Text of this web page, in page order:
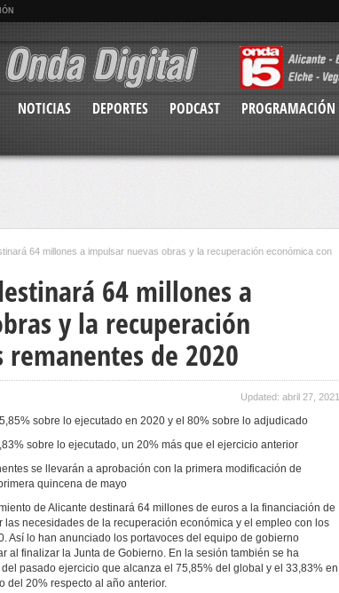
NOTICIAS DEPORTES PODCAST PROGRAMACIÓN
64 millones a impulsar nuevas obras y la recuperación económica con
64 millones a
y la recuperación
de 2020
Updated: abril 27, 2021
sobre lo ejecutado en 2020 y el 80% sobre lo adjudicado
sobre lo ejecutado, un 20% más que el ejercicio anterior
se llevarán a aprobación con la primera modificación de
quincena de mayo
de Alicante destinará 64 millones de euros a la financiación de
necesidades de la recuperación económica y el empleo con los
Así lo han anunciado los portavoces del equipo de gobierno
al finalizar la Junta de Gobierno. En la sesión también se ha
pasado ejercicio que alcanza el 75,85% del global y el 33,83% en
del 20% respecto al año anterior.